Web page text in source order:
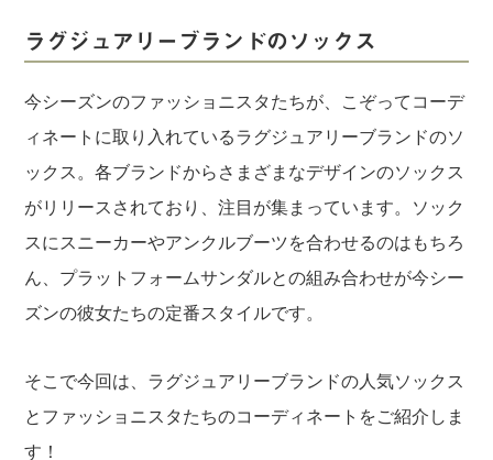
ラグジュアリーブランドのソックス
今シーズンのファッショニスタたちが、こぞってコーデ
ィネートに取り入れているラグジュアリーブランドのソ
ックス。各ブランドからさまざまなデザインのソックス
がリリースされており、注目が集まっています。ソック
スにスニーカーやアンクルブーツを合わせるのはもちろ
ん、プラットフォームサンダルとの組み合わせが今シー
ズンの彼女たちの定番スタイルです。
そこで今回は、ラグジュアリーブランドの人気ソックス
とファッショニスタたちのコーディネートをご紹介しま
す！